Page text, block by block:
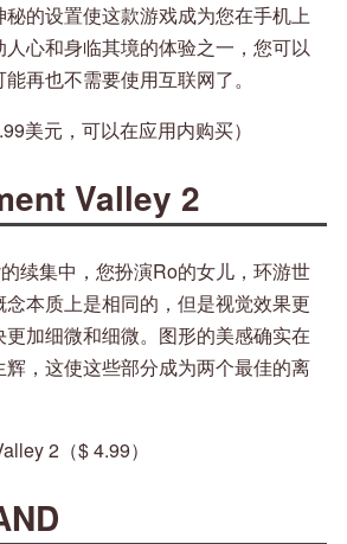
的设置使这款游戏成为您在手机上
心和身临其境的体验之一，您可以
再也不需要使用互联网了。
美元，可以在应用内购买）
Valley 2
续集中，您扮演Ro的女儿，环游世
本质上是相同的，但是视觉效果更
加细微和细微。图形的美感确实在
，这使这些部分成为两个最佳的离
2（$ 4.99）